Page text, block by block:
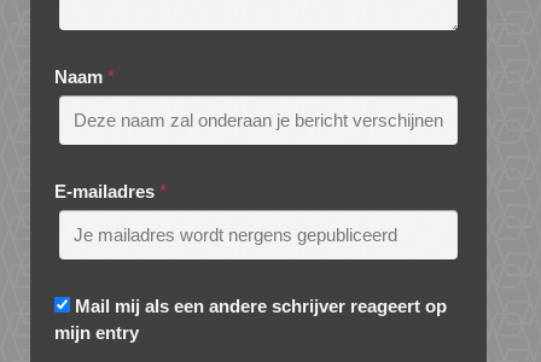
Naam *
E-mailadres *
Mail mij als een andere schrijver reageert op
mijn entry